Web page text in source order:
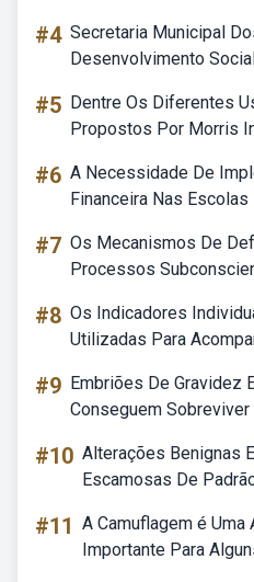
#4 Secretaria Municipal
Desenvolvimento
#5 Dentre Os Diferentes
Propostos Por Morris
#6 A Necessidade De
Financeira Nas
#7 Os Mecanismos De
Processos
#8 Os Indicadores
Utilizadas Para
#9 Embriões De Gravidez
Conseguem
#10 Alterações Benignas
Escamosas De
#11 A Camuflagem é
Importante Para